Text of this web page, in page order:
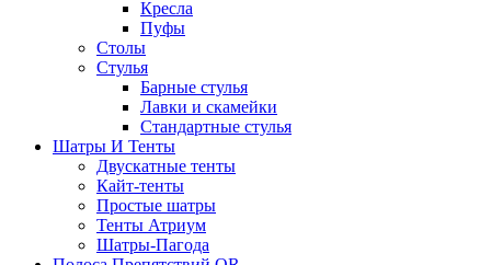
Кресла
Пуфы
Столы
Стулья
Барные стулья
Лавки и скамейки
Стандартные стулья
Шатры И Тенты
Двускатные тенты
Кайт-тенты
Простые шатры
Тенты Атриум
Шатры-Пагода